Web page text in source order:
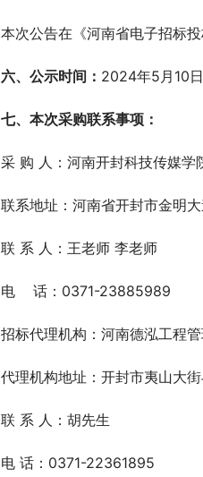
本次公告在《河南省电子招标
六、公示时间： 2024年5月10
七、本次采购联系事项：
采 购 人：河南开封科技传媒学
联系地址：河南省开封市金明
联 系 人：王老师 李老师
电    话：0371-23885989
招标代理机构：河南德泓工程
代理机构地址：开封市夷山大
联 系 人：胡先生
电 话：0371-22361895